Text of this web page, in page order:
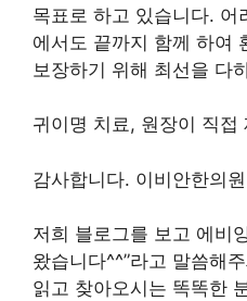
목표로 하고 있습니다. 어
에서도 끝까지 함께 하여
보장하기 위해 최선을 다
귀이명 치료, 원장이 직접
감사합니다. 이비안한의
저희 블로그를 보고 에비
왔습니다^^”라고 말씀해
읽고 찾아오시는 똑똑한